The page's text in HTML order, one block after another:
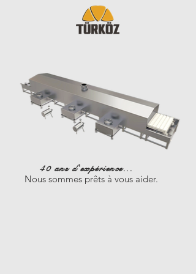
40 ans d'expérience...
Nous sommes prêts à vous aider.